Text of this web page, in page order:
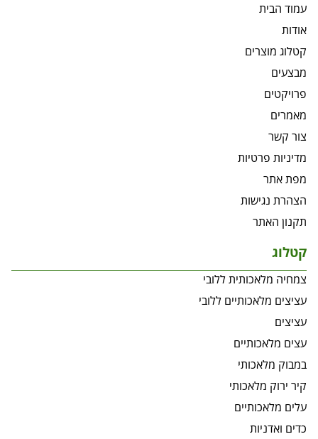
עמוד הבית
אודות
קטלוג מוצרים
מבצעים
פרויקטים
מאמרים
צור קשר
מדיניות פרטיות
מפת אתר
הצהרת נגישות
תקנון האתר
קטלוג
צמחיה מלאכותית ללובי
עציצים מלאכותיים ללובי
עציצים
עצים מלאכותיים
במבוק מלאכותי
קיר ירוק מלאכותי
עלים מלאכותיים
כדים ואדניות